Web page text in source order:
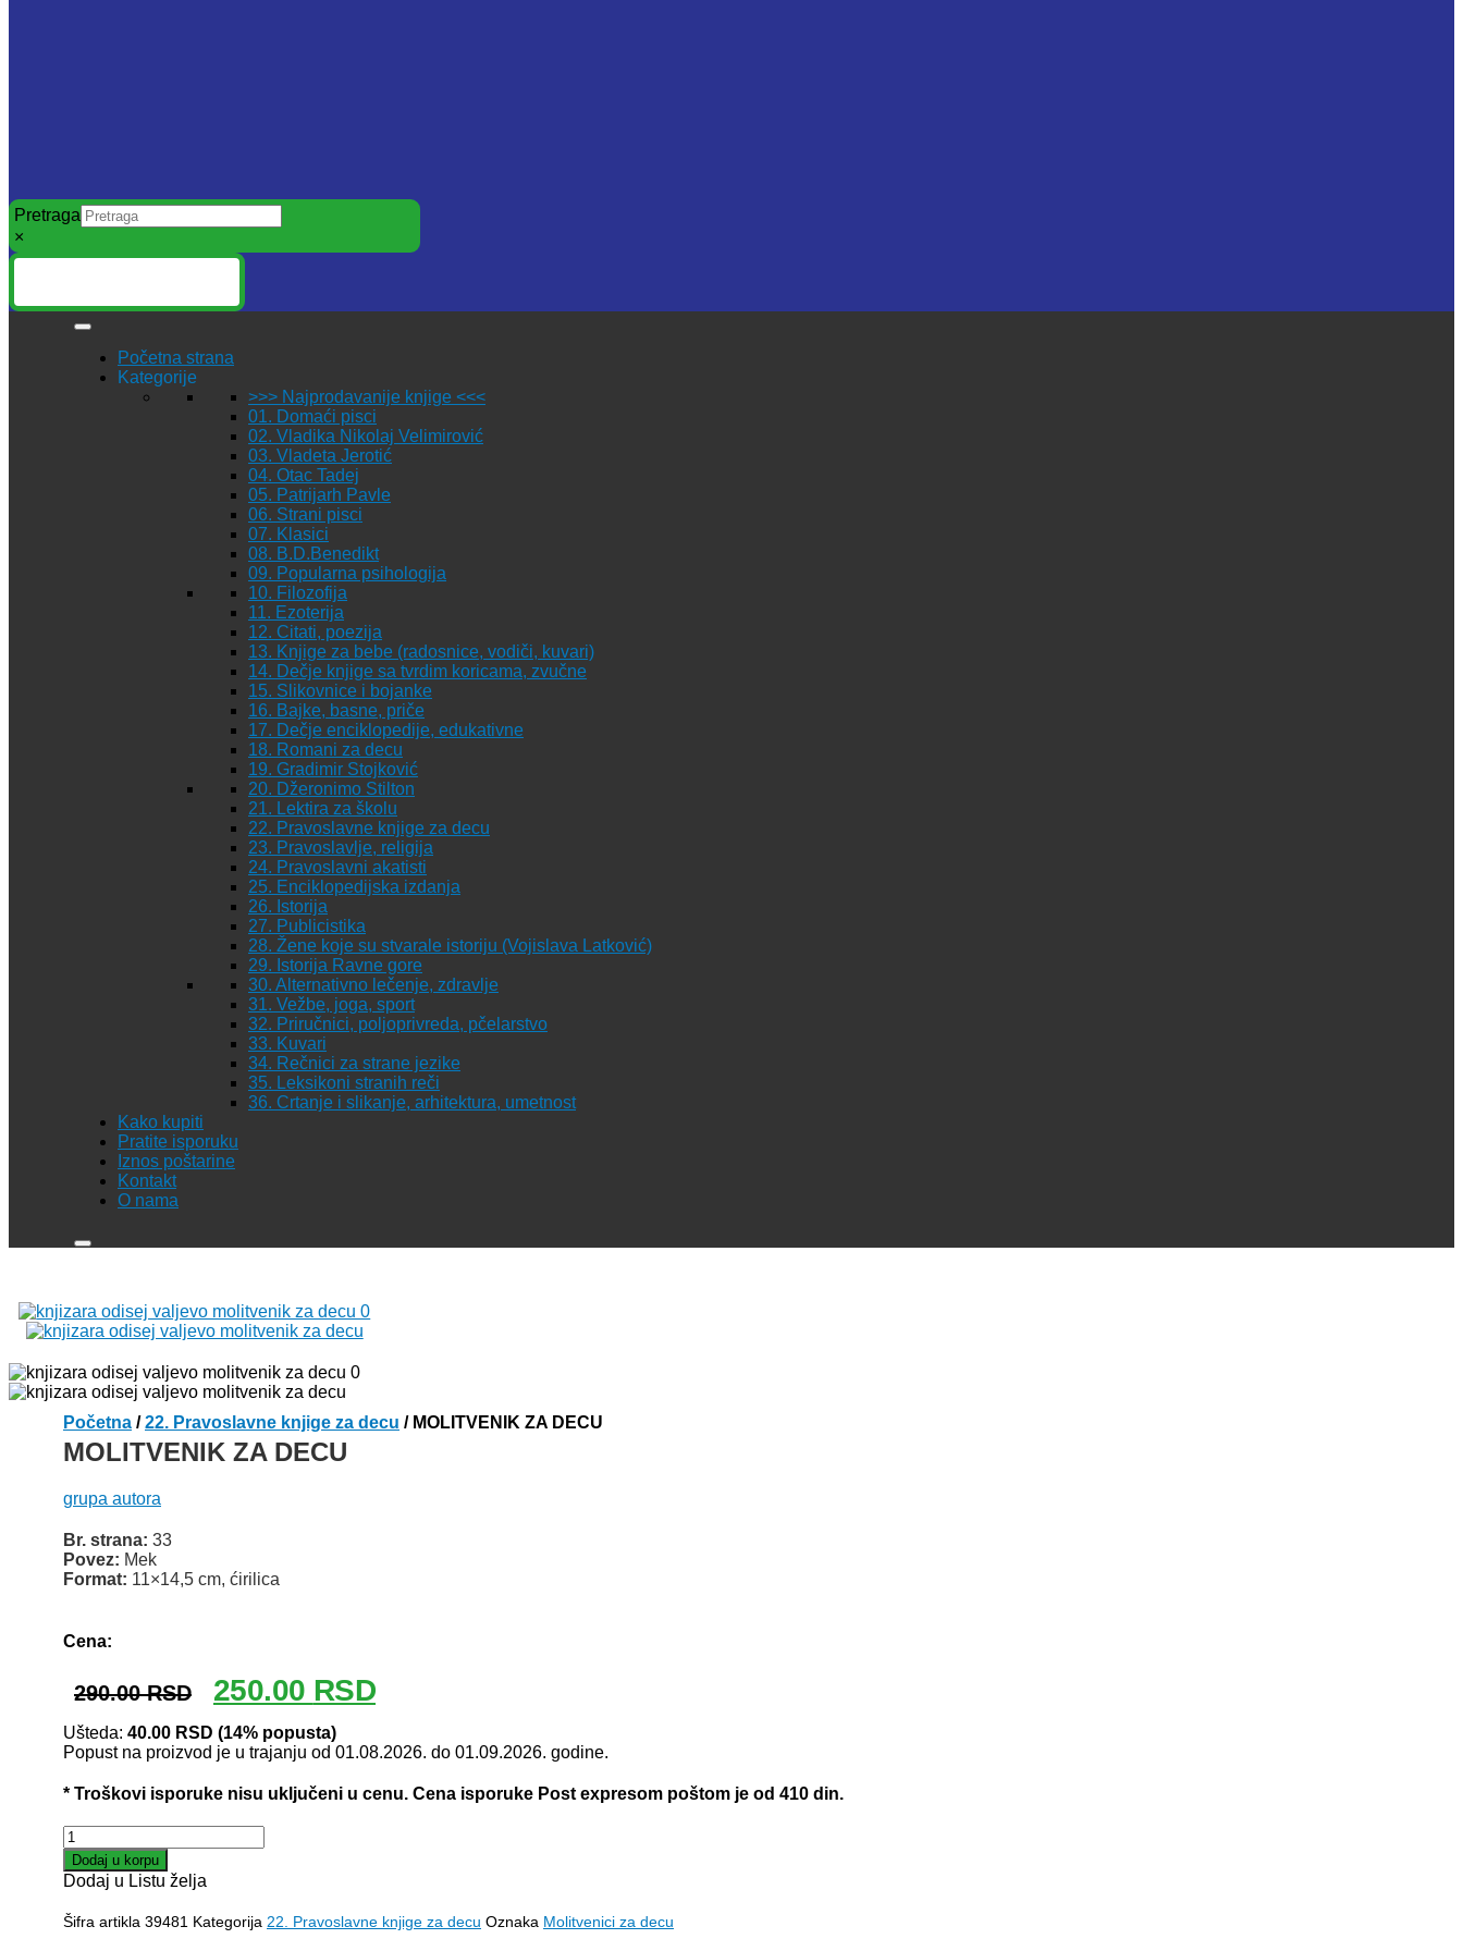
Pretraga
×
Početna strana
Kategorije
>>> Najprodavanije knjige <<<
01. Domaći pisci
02. Vladika Nikolaj Velimirović
03. Vladeta Jerotić
04. Otac Tadej
05. Patrijarh Pavle
06. Strani pisci
07. Klasici
08. B.D.Benedikt
09. Popularna psihologija
10. Filozofija
11. Ezoterija
12. Citati, poezija
13. Knjige za bebe (radosnice, vodiči, kuvari)
14. Dečje knjige sa tvrdim koricama, zvučne
15. Slikovnice i bojanke
16. Bajke, basne, priče
17. Dečje enciklopedije, edukativne
18. Romani za decu
19. Gradimir Stojković
20. Džeronimo Stilton
21. Lektira za školu
22. Pravoslavne knjige za decu
23. Pravoslavlje, religija
24. Pravoslavni akatisti
25. Enciklopedijska izdanja
26. Istorija
27. Publicistika
28. Žene koje su stvarale istoriju (Vojislava Latković)
29. Istorija Ravne gore
30. Alternativno lečenje, zdravlje
31. Vežbe, joga, sport
32. Priručnici, poljoprivreda, pčelarstvo
33. Kuvari
34. Rečnici za strane jezike
35. Leksikoni stranih reči
36. Crtanje i slikanje, arhitektura, umetnost
Kako kupiti
Pratite isporuku
Iznos poštarine
Kontakt
O nama
Početna /22. Pravoslavne knjige za decu / MOLITVENIK ZA DECU
MOLITVENIK ZA DECU
grupa autora
Br. strana: 33
Povez: Mek
Format: 11×14,5 cm, ćirilica
Cena:
290.00RSD
Originalna
cena
je
bila:
290.00 RSD.
250.00 RSDTrenutna
cena
250.00 RSD.
Ušteda: 40.00 RSD (14% popusta)
Popust na proizvod je u trajanju od 01.08.2026. do 01.09.2026. godine.
* Troškovi isporuke nisu uključeni u cenu. Cena isporuke Post expresom poštom je od 410 din.
MOLITVENIK
ZA
DECU
količina
Dodaj u korpu
Dodaj u Listu želja
Šifra artikla 39481 Kategorija 22. Pravoslavne knjige za decu Oznaka Molitvenici za decu